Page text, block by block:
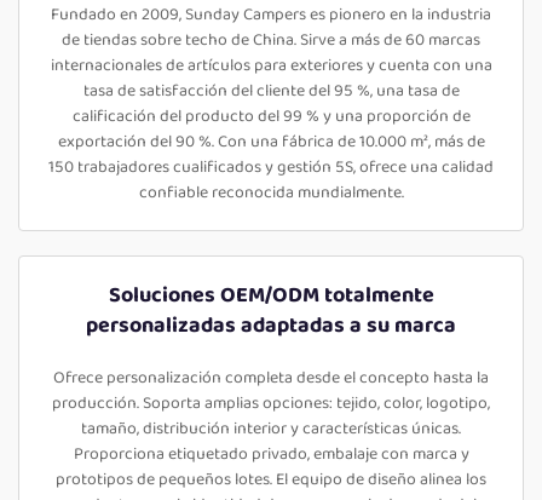
Fundado en 2009, Sunday Campers es pionero en la industria
de tiendas sobre techo de China. Sirve a más de 60 marcas
internacionales de artículos para exteriores y cuenta con una
tasa de satisfacción del cliente del 95 %, una tasa de
calificación del producto del 99 % y una proporción de
exportación del 90 %. Con una fábrica de 10.000 m², más de
150 trabajadores cualificados y gestión 5S, ofrece una calidad
confiable reconocida mundialmente.
Soluciones OEM/ODM totalmente
personalizadas adaptadas a su marca
Ofrece personalización completa desde el concepto hasta la
producción. Soporta amplias opciones: tejido, color, logotipo,
tamaño, distribución interior y características únicas.
Proporciona etiquetado privado, embalaje con marca y
prototipos de pequeños lotes. El equipo de diseño alinea los